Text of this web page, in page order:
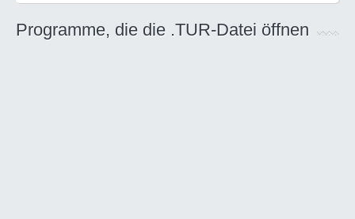
Programme, die die .TUR-Datei öffnen